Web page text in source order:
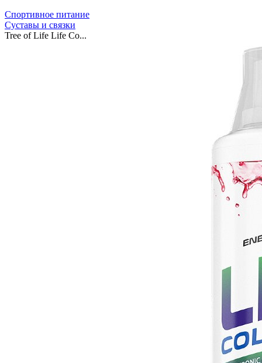
Спортивное питание
Суставы и связки
Tree of Life Life Co...